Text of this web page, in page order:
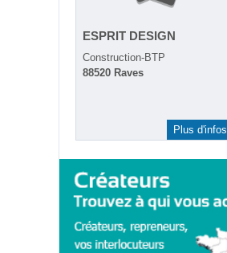
ESPRIT DESIGN
Construction-BTP
88520 Raves
Plus d'infos